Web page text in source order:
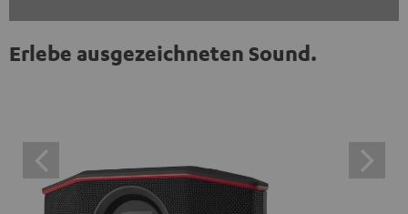
EINMALIG ZUSTIMMEN UND ANZEIGEN
werden. Mit dem Anklicken des Inhalts wird zugestimmt,
dass externe Inhalte angezeigt werden. Dabei können
Erlebe ausgezeichneten Sound.